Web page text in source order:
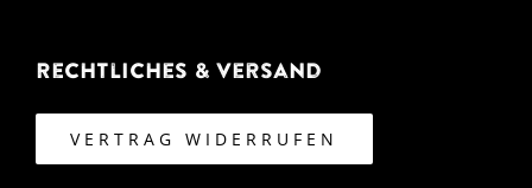
Rechtliches & Versand
VERTRAG WIDERRUFEN